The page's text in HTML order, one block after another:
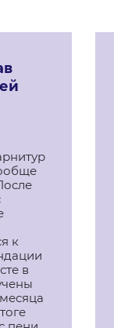
к
в